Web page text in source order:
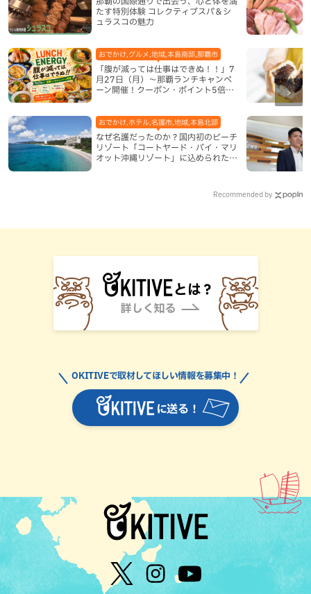
たす特別体験 コレクティブスパ＆シ
ュラスコの魅力
「腹が減っては仕事はできぬ！！」7
月27日（月）〜那覇ランチキャンペ
ーン開催！クーポン・ポイント5倍・
おでかけ,グルメ,地域,本島南部,那覇市
なぜ名護だったのか？国内初のビーチ
リゾート「コートヤード・バイ・マリ
オット沖縄リゾート」に込められた想
おでかけ,ホテル,名護市,地域,本島北部
Recommended by
に送る！
OKITIVEで取材してほしい情報を募集中！